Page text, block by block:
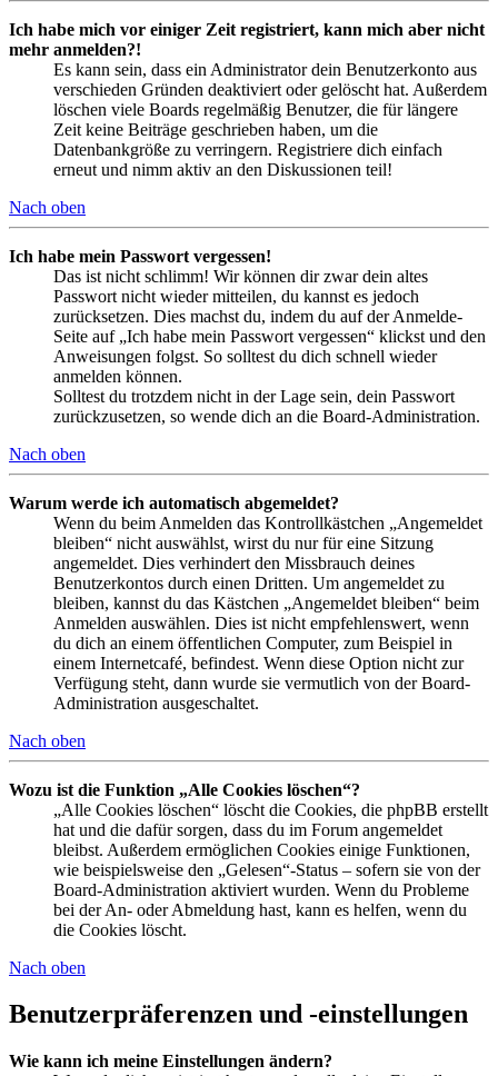
Ich habe mich vor einiger Zeit registriert, kann mich aber nicht
mehr anmelden?!
Es kann sein, dass ein Administrator dein Benutzerkonto aus
verschieden Gründen deaktiviert oder gelöscht hat. Außerdem
löschen viele Boards regelmäßig Benutzer, die für längere
Zeit keine Beiträge geschrieben haben, um die
Datenbankgröße zu verringern. Registriere dich einfach
erneut und nimm aktiv an den Diskussionen teil!
Nach oben
Ich habe mein Passwort vergessen!
Das ist nicht schlimm! Wir können dir zwar dein altes
Passwort nicht wieder mitteilen, du kannst es jedoch
zurücksetzen. Dies machst du, indem du auf der Anmelde-
Seite auf „Ich habe mein Passwort vergessen“ klickst und den
Anweisungen folgst. So solltest du dich schnell wieder
anmelden können.
Solltest du trotzdem nicht in der Lage sein, dein Passwort
zurückzusetzen, so wende dich an die Board-Administration.
Nach oben
Warum werde ich automatisch abgemeldet?
Wenn du beim Anmelden das Kontrollkästchen „Angemeldet
bleiben“ nicht auswählst, wirst du nur für eine Sitzung
angemeldet. Dies verhindert den Missbrauch deines
Benutzerkontos durch einen Dritten. Um angemeldet zu
bleiben, kannst du das Kästchen „Angemeldet bleiben“ beim
Anmelden auswählen. Dies ist nicht empfehlenswert, wenn
du dich an einem öffentlichen Computer, zum Beispiel in
einem Internetcafé, befindest. Wenn diese Option nicht zur
Verfügung steht, dann wurde sie vermutlich von der Board-
Administration ausgeschaltet.
Nach oben
Wozu ist die Funktion „Alle Cookies löschen“?
„Alle Cookies löschen“ löscht die Cookies, die phpBB erstellt
hat und die dafür sorgen, dass du im Forum angemeldet
bleibst. Außerdem ermöglichen Cookies einige Funktionen,
wie beispielsweise den „Gelesen“-Status – sofern sie von der
Board-Administration aktiviert wurden. Wenn du Probleme
bei der An- oder Abmeldung hast, kann es helfen, wenn du
die Cookies löscht.
Nach oben
Benutzerpräferenzen und -einstellungen
Wie kann ich meine Einstellungen ändern?